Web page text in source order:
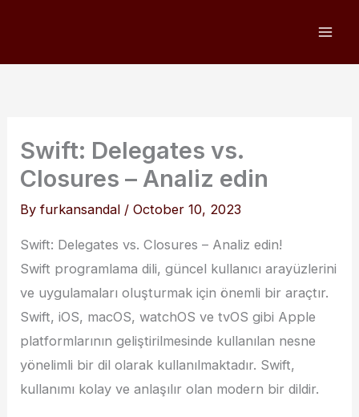
Swift: Delegates vs.
Closures – Analiz edin
Byfurkansandal /October 10, 2023
Swift: Delegates vs. Closures – Analiz edin!
Swift programlama dili, güncel kullanıcı arayüzlerini
ve uygulamaları oluşturmak için önemli bir araçtır.
Swift, iOS, macOS, watchOS ve tvOS gibi Apple
platformlarının geliştirilmesinde kullanılan nesne
yönelimli bir dil olarak kullanılmaktadır. Swift,
kullanımı kolay ve anlaşılır olan modern bir dildir.